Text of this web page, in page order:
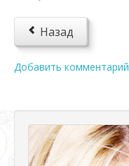
Назад
Добавить комментарий